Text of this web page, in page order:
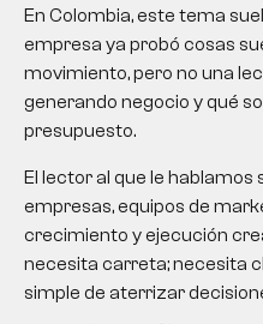
En Colombia, este tema
empresa ya probó cosas
movimiento, pero no una
generando negocio y qué
presupuesto.
El lector al que le hablamos
empresas, equipos de
crecimiento y ejecución
necesita carreta; necesita
simple de aterrizar